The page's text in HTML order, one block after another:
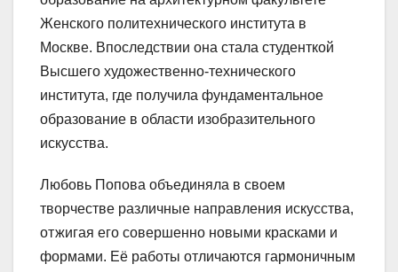
Женского политехнического института в
Москве. Впоследствии она стала студенткой
Высшего художественно-технического
института, где получила фундаментальное
образование в области изобразительного
искусства.
Любовь Попова объединяла в своем
творчестве различные направления искусства,
отжигая его совершенно новыми красками и
формами. Её работы отличаются гармоничным